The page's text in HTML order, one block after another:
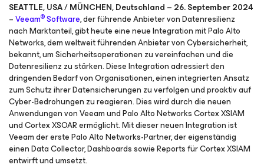
SEATTLE, USA / MÜNCHEN, Deutschland – 26. September 2024
–Veeam®Software, der führende Anbieter von Datenresilienz
nach Marktanteil, gibt heute eine neue Integration mit Palo Alto
Networks, dem weltweit führenden Anbieter von Cybersicherheit,
bekannt, um Sicherheitsoperationen zu vereinfachen und die
Datenresilienz zu stärken. Diese Integration adressiert den
dringenden Bedarf von Organisationen, einen integrierten Ansatz
zum Schutz ihrer Datensicherungen zu verfolgen und proaktiv auf
Cyber-Bedrohungen zu reagieren. Dies wird durch die neuen
Anwendungen von Veeam und Palo Alto Networks Cortex XSIAM
und Cortex XSOAR ermöglicht. Mit dieser neuen Integration ist
Veeam der erste Palo Alto Networks-Partner, der eigenständig
einen Data Collector, Dashboards sowie Reports für Cortex XSIAM
entwirft und umsetzt.